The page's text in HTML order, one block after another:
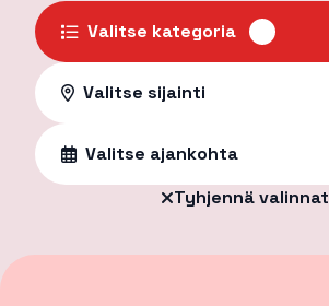
Valitse kategoria
Valitse sijainti
Valitse ajankohta
Tyhjennä valinnat